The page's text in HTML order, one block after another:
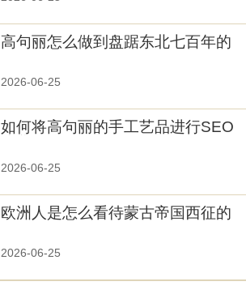
高句丽怎么做到盘踞东北七百年的
2026-06-25
如何将高句丽的手工艺品进行SEO
2026-06-25
欧洲人是怎么看待蒙古帝国西征的
2026-06-25